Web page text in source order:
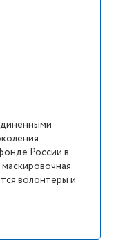
России в
волонтеры и